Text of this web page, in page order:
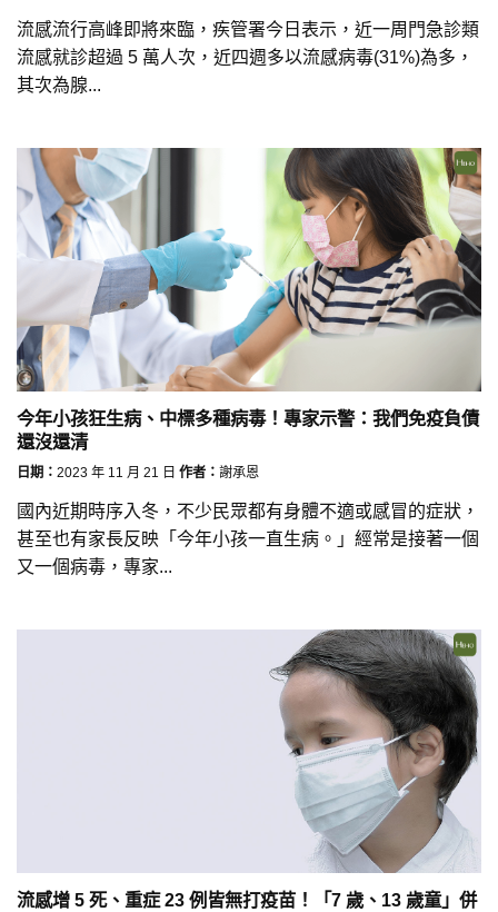
流感流行高峰即將來臨，疾管署今日表示，近一周門急診類
流感就診超過 5 萬人次，近四週多以流感病毒(31%)為多，
其次為腺...
今年小孩狂生病、中標多種病毒！專家示警：我們免疫負債
還沒還清
日期： 2023 年 11 月 21 日 作者： 謝承恩
國內近期時序入冬，不少民眾都有身體不適或感冒的症狀，
甚至也有家長反映「今年小孩一直生病。」經常是接著一個
又一個病毒，專家...
流感增 5 死、重症 23 例皆無打疫苗！「7 歲、13 歲童」併